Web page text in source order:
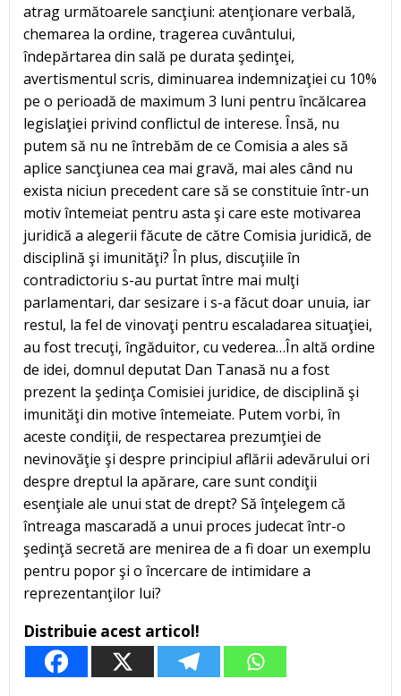
atrag următoarele sancţiuni: atenţionare verbală,
chemarea la ordine, tragerea cuvântului,
îndepărtarea din sală pe durata şedinţei,
avertismentul scris, diminuarea indemnizaţiei cu 10%
pe o perioadă de maximum 3 luni pentru încălcarea
legislaţiei privind conflictul de interese. Însă, nu
putem să nu ne întrebăm de ce Comisia a ales să
aplice sancţiunea cea mai gravă, mai ales când nu
exista niciun precedent care să se constituie într-un
motiv întemeiat pentru asta şi care este motivarea
juridică a alegerii făcute de către Comisia juridică, de
disciplină şi imunităţi? În plus, discuţiile în
contradictoriu s-au purtat între mai mulţi
parlamentari, dar sesizare i s-a făcut doar unuia, iar
restul, la fel de vinovaţi pentru escaladarea situaţiei,
au fost trecuţi, îngăduitor, cu vederea…În altă ordine
de idei, domnul deputat Dan Tanasă nu a fost
prezent la şedinţa Comisiei juridice, de disciplină şi
imunităţi din motive întemeiate. Putem vorbi, în
aceste condiţii, de respectarea prezumţiei de
nevinovăţie şi despre principiul aflării adevărului ori
despre dreptul la apărare, care sunt condiţii
esenţiale ale unui stat de drept? Să înţelegem că
întreaga mascaradă a unui proces judecat într-o
şedinţă secretă are menirea de a fi doar un exemplu
pentru popor şi o încercare de intimidare a
reprezentanţilor lui?
Distribuie acest articol!